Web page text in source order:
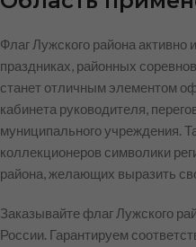
Флаг Лужского района активно
праздниках, районных
станет отличным элементом
кабинета руководителя,
муниципального учреждения.
коллекционеров символики
района, желающих выразить
Заказывайте флаг Лужского
России. Гарантируем